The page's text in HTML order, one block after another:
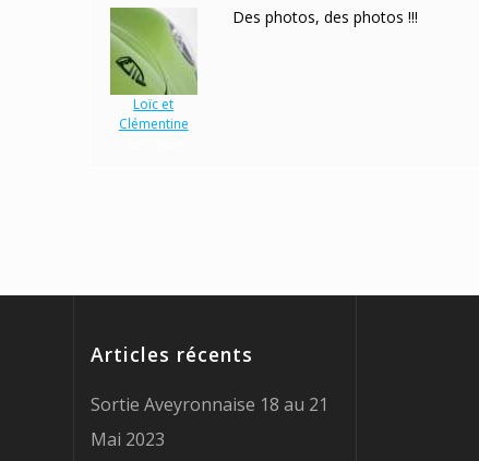
Loïc et
Clémentine
Des photos, des photos !!!
Articles récents
Sortie Aveyronnaise 18 au 21
Mai 2023